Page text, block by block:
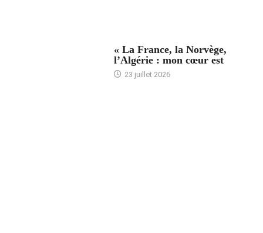
« La France, la Norvège,
l’Algérie : mon cœur est
23 juillet 2026